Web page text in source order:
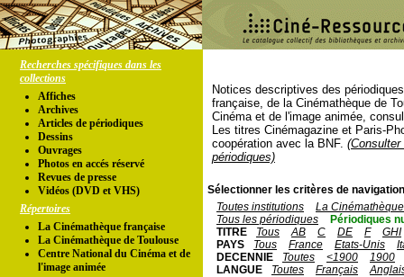
Recherches spécifiques dans les
collections
Affiches
Archives
Articles de périodiques
Dessins
Ouvrages
Photos en accés réservé
Revues de presse
Vidéos (DVD et VHS)
Répertoires
La Cinémathèque française
La Cinémathèque de Toulouse
Centre National du Cinéma et de
l'image animée
Notices descriptives des
française, de la Cinémathèque de
Cinéma et de l'image animée,
Les titres Cinémagazine et Paris-
coopération avec la BNF.
périodiques)
Sélectionner les critères de
Toutes institutions
La
Tous les périodiques
Périodiques
TITRE
Tous AB C DE F
GHI
PAYS
Tous France Etats-Unis
DECENNIE
Toutes <1900
1900
LANGUE
Toutes Français